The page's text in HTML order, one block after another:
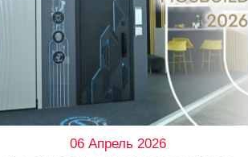
06 Апрель 2026